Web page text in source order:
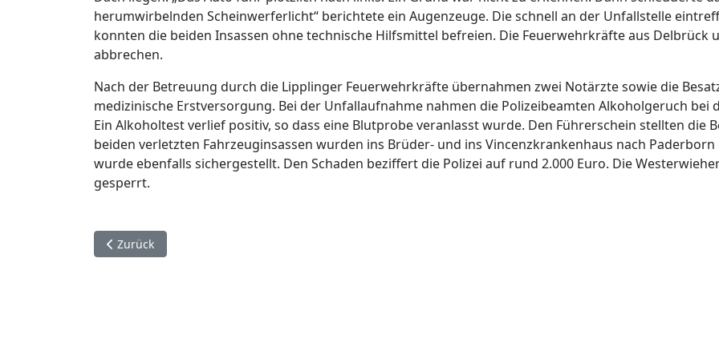
herumwirbelnden Scheinwerferlicht“ berichtete ein Augenzeuge. Die schnell an der Unfallstelle
konnten die beiden Insassen ohne technische Hilfsmittel befreien. Die Feuerwehrkräfte aus Delbrück
abbrechen.
Nach der Betreuung durch die Lipplinger Feuerwehrkräfte übernahmen zwei Notärzte sowie die
medizinische Erstversorgung. Bei der Unfallaufnahme nahmen die Polizeibeamten Alkoholgeruch bei
Ein Alkoholtest verlief positiv, so dass eine Blutprobe veranlasst wurde. Den Führerschein stellten die
beiden verletzten Fahrzeuginsassen wurden ins Brüder- und ins Vincenzkrankenhaus nach
wurde ebenfalls sichergestellt. Den Schaden beziffert die Polizei auf rund 2.000 Euro. Die
gesperrt.
Vorheriger Beitrag: 15. Dezember. Paderborn.
Zurück